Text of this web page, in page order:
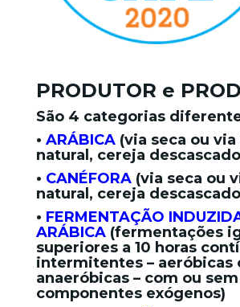
PRODUTOR e
São 4 categorias
• ARÁBICA (via seca ou
natural, cereja
• CANÉFORA (via seca ou
natural, cereja
• FERMENTAÇÃO
ARÁBICA (fermentações
superiores a 10 horas
intermitentes – aeróbicas
anaeróbicas – com ou
componentes exógenos)